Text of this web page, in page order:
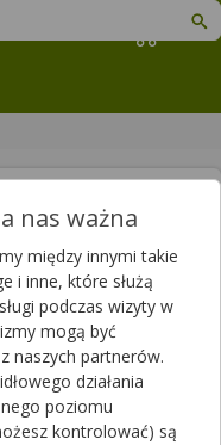
Koszyk
leczenia
2023-12-06 11:27
Łuczyński
nas ważna
między innymi takie
i inne, które służą
podczas wizyty w
mogą być
naszych partnerów.
działania
poziomu
kontrolować) są